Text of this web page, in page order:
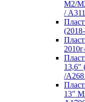
M2/
/
13,6"
/
13"